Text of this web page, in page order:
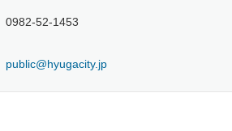
0982-52-1453
public@hyugacity.jp